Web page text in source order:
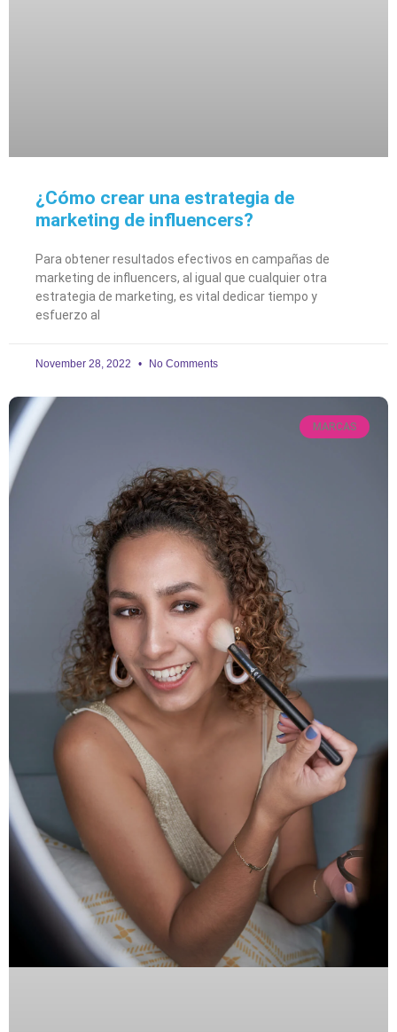
¿Cómo crear una estrategia de
marketing de influencers?
Para obtener resultados efectivos en campañas de
marketing de influencers, al igual que cualquier otra
estrategia de marketing, es vital dedicar tiempo y
esfuerzo al
November 28, 2022 No Comments
MARCAS